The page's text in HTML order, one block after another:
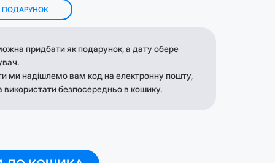
ПОДАРУНОК
придбати як подарунок, а дату обере
ми надішлемо вам код на електронну пошту,
безпосередньо в кошику.